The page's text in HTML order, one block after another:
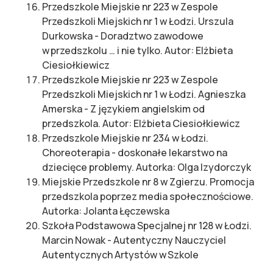
Przedszkole Miejskie nr 223 w Zespole
Przedszkoli Miejskich nr 1 w Łodzi. Urszula
Durkowska - Doradztwo zawodowe
w przedszkolu … i nie tylko. Autor: Elżbieta
Ciesiołkiewicz
Przedszkole Miejskie nr 223 w Zespole
Przedszkoli Miejskich nr 1 w Łodzi. Agnieszka
Amerska - Z językiem angielskim od
przedszkola. Autor: Elżbieta Ciesiołkiewicz
Przedszkole Miejskie nr 234 w Łodzi.
Choreoterapia - doskonałe lekarstwo na
dziecięce problemy. Autorka: Olga Izydorczyk
Miejskie Przedszkole nr 8 w Zgierzu. Promocja
przedszkola poprzez media społecznościowe.
Autorka: Jolanta Łęczewska
Szkoła Podstawowa Specjalnej nr 128 w Łodzi.
Marcin Nowak - Autentyczny Nauczyciel
Autentycznych Artystów w Szkole